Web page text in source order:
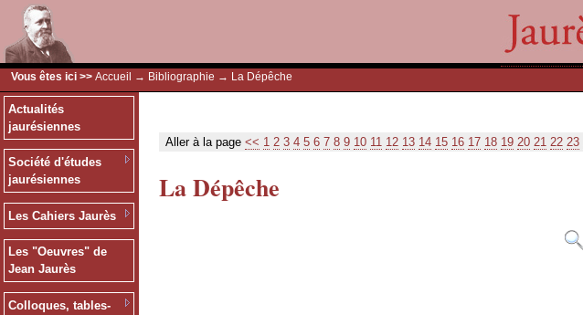
Vous êtes ici >> Accueil → Bibliographie → La Dépêche
Actualités
jaurésiennes
Société d'études
jaurésiennes
Les Cahiers Jaurès
Les "Oeuvres" de
Jean Jaurès
Colloques, tables-
Aller à la page << 1 2 3 4 5 6 7 8 9 10 11 12 13 14 15 16 17 18 19 20 21 22 23
La Dépêche